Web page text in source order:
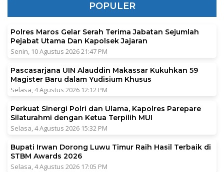
POPULER
Polres Maros Gelar Serah Terima Jabatan Sejumlah
Pejabat Utama Dan Kapolsek Jajaran
Senin, 10 Agustus 2026 21:47 PM
Pascasarjana UIN Alauddin Makassar Kukuhkan 59
Magister Baru dalam Yudisium Khusus
Selasa, 4 Agustus 2026 12:12 PM
Perkuat Sinergi Polri dan Ulama, Kapolres Parepare
Silaturahmi dengan Ketua Terpilih MUI
Selasa, 4 Agustus 2026 15:32 PM
Bupati Irwan Dorong Luwu Timur Raih Hasil Terbaik di
STBM Awards 2026
Selasa, 4 Agustus 2026 17:05 PM